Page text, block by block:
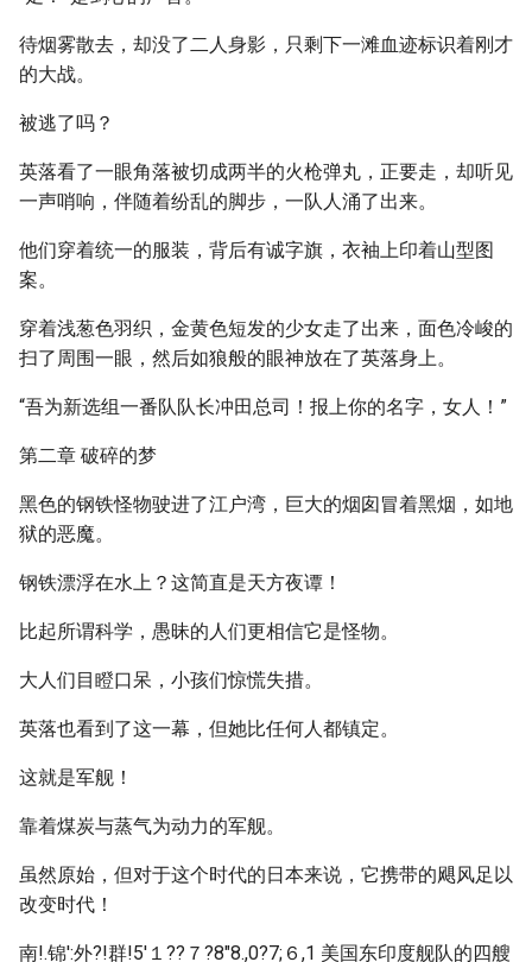
待烟雾散去，却没了二人身影，只剩下一滩血迹标识着刚才
的大战。
被逃了吗？
英落看了一眼角落被切成两半的火枪弹丸，正要走，却听见
一声哨响，伴随着纷乱的脚步，一队人涌了出来。
他们穿着统一的服装，背后有诚字旗，衣袖上印着山型图
案。
穿着浅葱色羽织，金黄色短发的少女走了出来，面色冷峻的
扫了周围一眼，然后如狼般的眼神放在了英落身上。
“吾为新选组一番队队长冲田总司！报上你的名字，女人！”
第二章 破碎的梦
黑色的钢铁怪物驶进了江户湾，巨大的烟囱冒着黑烟，如地
狱的恶魔。
钢铁漂浮在水上？这简直是天方夜谭！
比起所谓科学，愚昧的人们更相信它是怪物。
大人们目瞪口呆，小孩们惊慌失措。
英落也看到了这一幕，但她比任何人都镇定。
这就是军舰！
靠着煤炭与蒸气为动力的军舰。
虽然原始，但对于这个时代的日本来说，它携带的飓风足以
改变时代！
南!.锦':外?!群!5'１??７?8"8.,0?7;６,1 美国东印度舰队的四艘